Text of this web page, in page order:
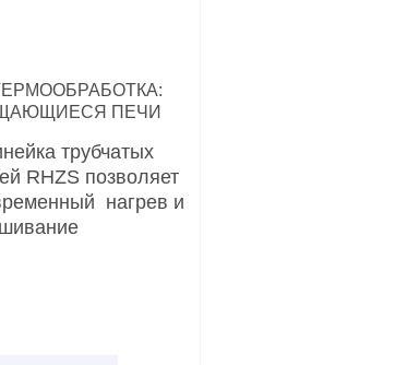
ПЕЧИ
трубчатых
RHZS позволяет
нагрев и